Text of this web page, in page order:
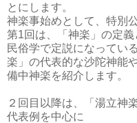
とにします。
神楽事始めとして、特別
第1回は、「神楽」の定義
民俗学で定説になってい
楽」の代表的な沙陀神能
備中神楽を紹介します。
２回目以降は、「湯立神
代表例を中心に